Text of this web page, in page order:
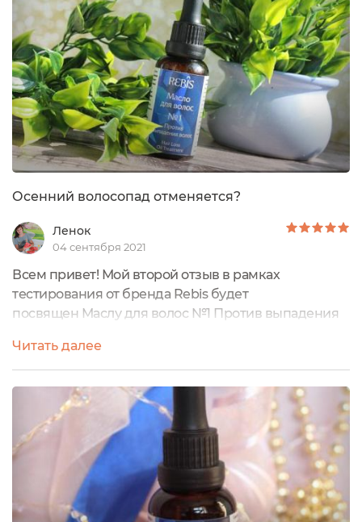
универсальное, подходит для всех типов волос, в
особенности для сухих, повреждённых,...
Осенний волосопад отменяется?
Ленок
04 сентября 2021
Всем привет! Мой второй отзыв в рамках
тестирования от бренда Rebis будет
посвящен Маслу для волос №1 Против выпадения
особенно для ослабленных и склонных к
выпадению.У меня традиционно к концу лета
начинается ощутимый волосопад, посмотрим
справится ли это мало, ведь на него уже куча
отзывов и все они только положительные!***Масло
находится в темном стеклянном...
Читать далее